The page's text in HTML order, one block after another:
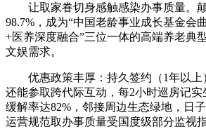
让取家眷切身感触感染办事质量。
98.7%，成为“中国老龄事业成长基金会
+医养深度融合”三位一体的高端养老典
文娱需求。
优惠政策丰厚：持久签约（1年以上
还能参取跨代际互动，每2小时巡房记
缓解率达82%，邻接周边生态绿地，日
运营规范取办事质量受国度级部分监视